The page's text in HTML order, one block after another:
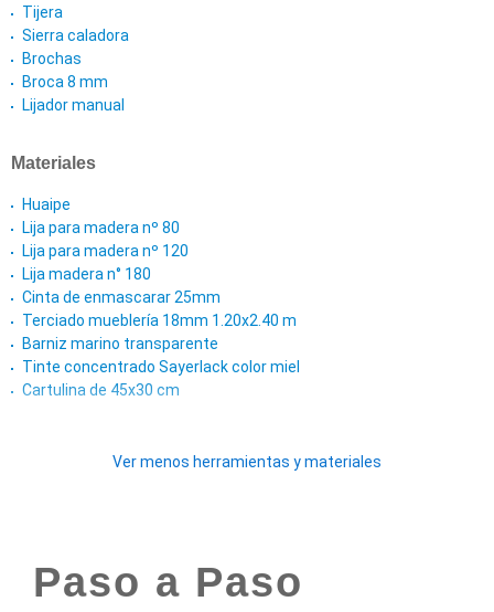
Tijera
Sierra caladora
Brochas
Broca 8 mm
Lijador manual
Materiales
Huaipe
Lija para madera nº 80
Lija para madera nº 120
Lija madera n° 180
Cinta de enmascarar 25mm
Terciado mueblería 18mm 1.20x2.40 m
Barniz marino transparente
Tinte concentrado Sayerlack color miel
Cartulina de 45x30 cm
Ver menos herramientas y materiales
Paso a Paso